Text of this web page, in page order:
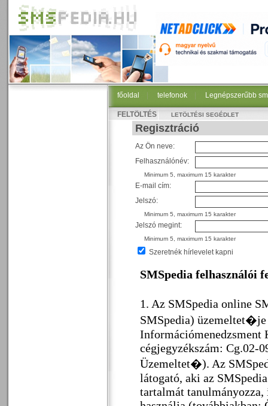
főoldal telefonok Legnépszerűbb
FELTÖLTÉS LETÖLTÉSI SEGÉDLET
Regisztráció
Az Ön neve:
Felhasználónév:
Minimum 5, maximum 15 karakter
E-mail cím:
Jelszó:
Minimum 5, maximum 15 karakter
Jelszó megint:
Minimum 5, maximum 15 karakter
Szeretnék hírlevelet kapni